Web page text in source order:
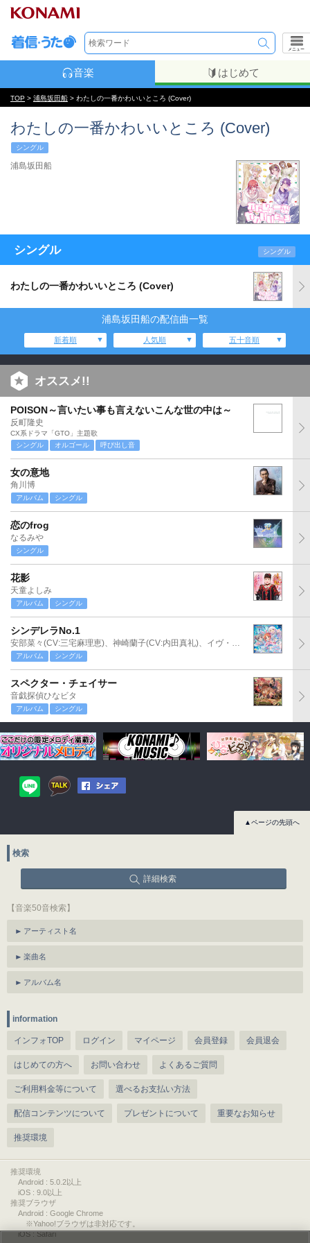
メニュー
音楽 はじめて
TOP > 浦島坂田船 > わたしの一番かわいいところ (Cover)
わたしの一番かわいいところ (Cover)
シングル
浦島坂田船
シングル シングル
わたしの一番かわいいところ (Cover)
浦島坂田船の配信曲一覧
新着順 人気順 五十音順
オススメ!!
POISON～言いたい事も言えないこんな世の中は～
反町隆史
CX系ドラマ「GTO」主題歌
シングル
オルゴール 呼び出し音
女の意地
角川博
アルバム シングル
恋のfrog
なるみや
シングル
花影
天童よしみ
アルバム シングル
シンデレラNo.1
安部菜々(CV:三宅麻理恵)、神崎蘭子(CV:内田真礼)、イヴ・サンタクロース(CV:松永あかね)
アルバム シングル
スペクター・チェイサー
音戯探偵ひなビタ
アルバム シングル
▲ページの先頭へ
検索
詳細検索
【音楽50音検索】
アーティスト名
楽曲名
アルバム名
information
インフォTOP ログイン マイページ 会員登録 会員退会
はじめての方へ お問い合わせ よくあるご質問
ご利用料金等について 選べるお支払い方法
配信コンテンツについて プレゼントについて 重要なお知らせ
推奨環境
推奨環境
Android : 5.0.2以上
iOS : 9.0以上
推奨ブラウザ
Android : Google Chrome
※Yahoo!ブラウザは非対応です。
iOS : Safari